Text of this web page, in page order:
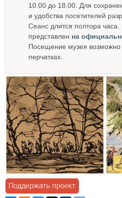
10.00 до 18.00. Для
и удобства посетителей
Сеанс длится полтора
представлен на
Посещение музея возможно
перчатках.